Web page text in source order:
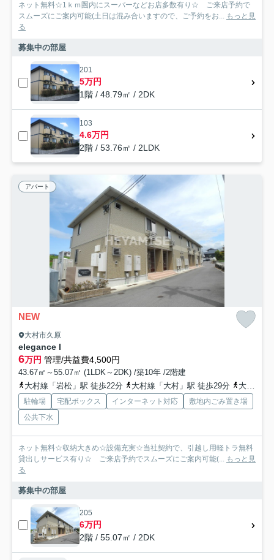
ネット無料☆1ｋｍ圏内にスーパーなどお店多数有り☆ ご来店予約で
スムーズにご案内可能(土日は混み合いますので、ご予約をお... もっと見
る
募集中の部屋
201
5万円
1階 / 48.79㎡ / 2DK
103
4.6万円
2階 / 53.76㎡ / 2LDK
アパート
NEW
大村市久原
elegance I
6万円 管理/共益費4,500円
43.67㎡～55.07㎡ (1LDK～2DK) /築10年 /2階建
大村線「岩松」駅 徒歩22分
大村線「大村」駅 徒歩29分 大村線「諏訪」駅 徒歩49分
駐輪場 宅配ボックス インターネット対応
敷地内ごみ置き場
公共下水
ネット無料☆収納大きめ☆設備充実☆当社契約で、引越し用軽トラ無料
貸出しサービス有り☆ ご来店予約でスムーズにご案内可能(...
もっと見
る
募集中の部屋
205
6万円
2階 / 55.07㎡ / 2DK